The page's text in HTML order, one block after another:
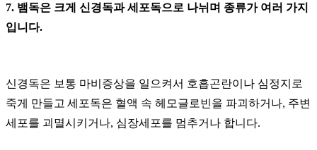
7. 뱀독은 크게 신경독과 세포독으로 나뉘며 종류가 여러 가지
입니다.
신경독은 보통 마비증상을 일으켜서 호흡곤란이나 심정지로
죽게 만들고 세포독은 혈액 속 헤모글로빈을 파괴하거나, 주변
세포를 괴멸시키거나, 심장세포를 멈추거나 합니다.